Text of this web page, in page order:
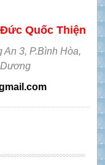
Quốc Thiện
3, P.Bình Hòa,